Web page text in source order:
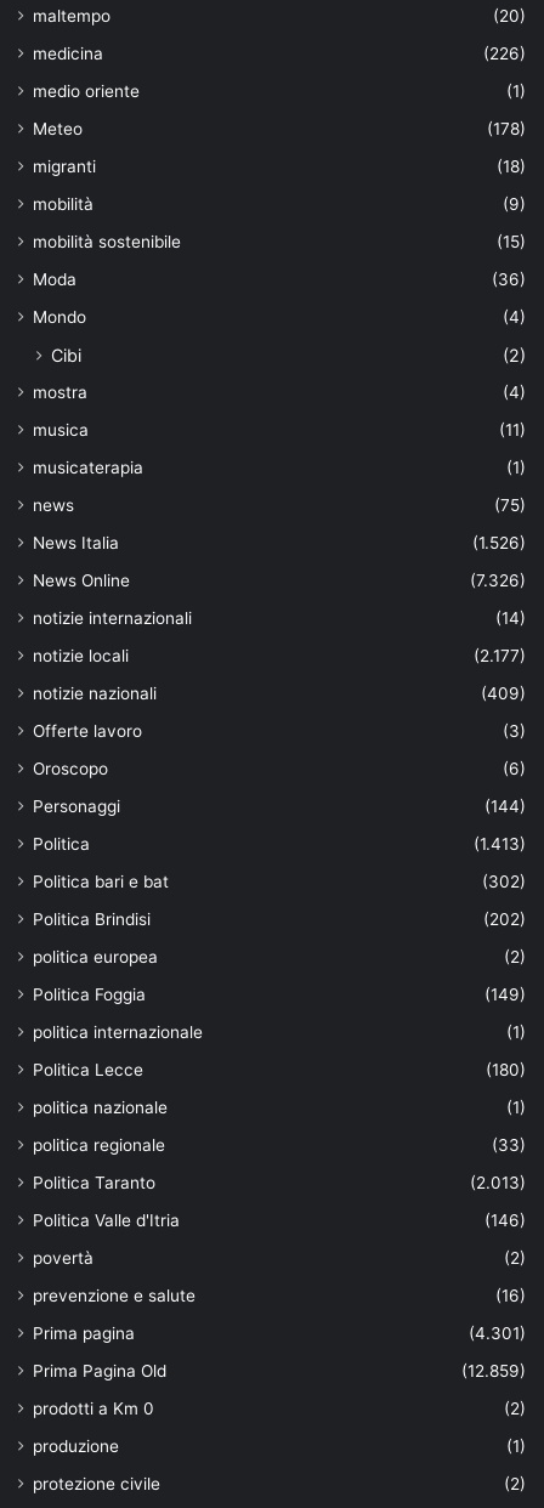
maltempo
(20)
medicina
(226)
medio oriente
(1)
Meteo
(178)
migranti
(18)
mobilità
(9)
mobilità sostenibile
(15)
Moda
(36)
Mondo
(4)
Cibi (2)
mostra
(4)
musica
(11)
musicaterapia
(1)
news
(75)
News Italia
(1.526)
News Online
(7.326)
notizie internazionali
(14)
notizie locali
(2.177)
notizie nazionali
(409)
Offerte lavoro
(3)
Oroscopo
(6)
Personaggi
(144)
Politica
(1.413)
Politica bari e bat
(302)
Politica Brindisi
(202)
politica europea
(2)
Politica Foggia
(149)
politica internazionale
(1)
Politica Lecce
(180)
politica nazionale
(1)
politica regionale
(33)
Politica Taranto
(2.013)
Politica Valle d'Itria
(146)
povertà
(2)
prevenzione e salute
(16)
Prima pagina
(4.301)
Prima Pagina Old
(12.859)
prodotti a Km 0
(2)
produzione
(1)
protezione civile
(2)